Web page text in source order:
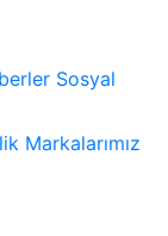
Sosyal
Markalarımız